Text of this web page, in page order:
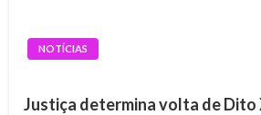
NOTÍCIAS
Justiça determina volta de Dito